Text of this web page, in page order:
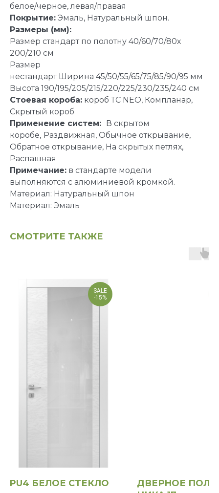
белое/черное, левая/правая
Покрытие: Эмаль, Натуральный шпон.
Размеры (мм):
Размер стандарт по полотну 40/60/70/80х
200/210 см
Размер
нестандарт Ширина 45/50/55/65/75/85/90/95 мм
Высота 190/195/205/215/220/225/230/235/240 см
Стоевая короба: короб ТС NEO, Компланар,
Скрытый короб
Применение систем:
В скрытом
коробе, Раздвижная, Обычное открывание,
Обратное открывание, На скрытых петлях,
Распашная
Примечание: в стандарте модели
выполняются с алюминиевой кромкой.
Материал: Натуральный шпон
Материал: Эмаль
СМОТРИТЕ ТАКЖЕ
SALE
-15%
PU4 БЕЛОЕ СТЕКЛО
ДВЕРНОЕ